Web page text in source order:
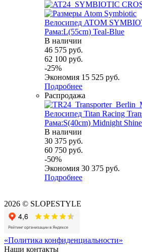
Велосипед ATOM
Рама:L(55cm) Teal-Blue
В наличии
46 575 руб.
62 100 руб.
-25%
Экономия 15 525 руб.
Подробнее
Распродажа
Велосипед Titan Racing
Рама:S(40cm) Midnight Shine
В наличии
30 375 руб.
60 750 руб.
-50%
Экономия 30 375 руб.
Подробнее
2026 © SLOPESTYLE
«Политика конфиденциальности»
Наши контакты